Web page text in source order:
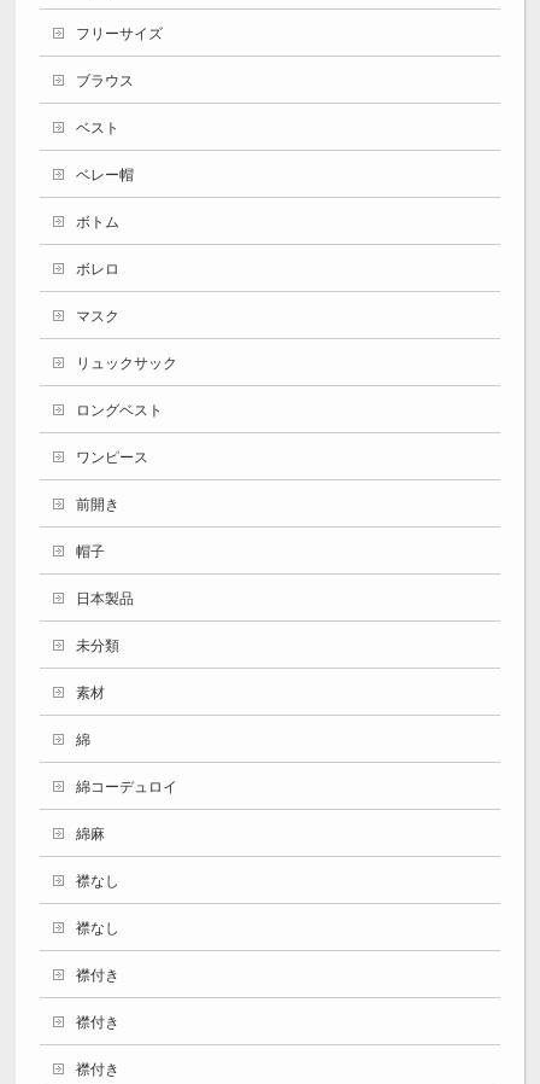
フリーサイズ
ブラウス
ベスト
ベレー帽
ボトム
ボレロ
マスク
リュックサック
ロングベスト
ワンピース
前開き
帽子
日本製品
未分類
素材
綿
綿コーデュロイ
綿麻
襟なし
襟なし
襟付き
襟付き
襟付き